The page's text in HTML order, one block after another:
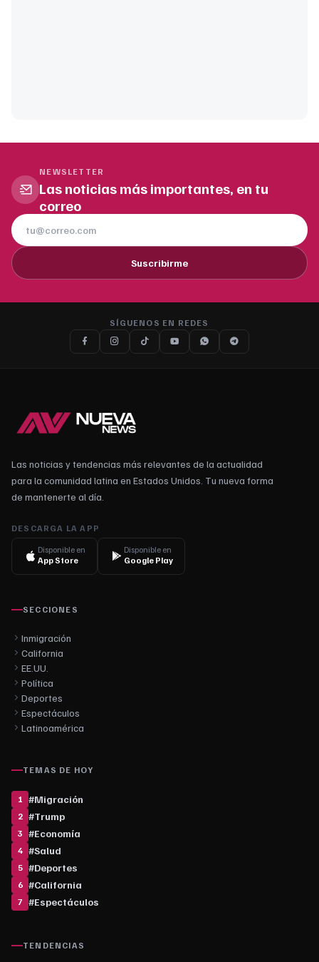
NEWSLETTER
Las noticias más importantes, en tu
correo
Suscribirme
SÍGUENOS EN REDES
Las noticias y tendencias más relevantes de la actualidad
para la comunidad latina en Estados Unidos. Tu nueva forma
de mantenerte al día.
DESCARGA LA APP
Disponible en
App Store
Disponible en
Google Play
SECCIONES
Inmigración
California
EE.UU.
Política
Deportes
Espectáculos
Latinoamérica
TEMAS DE HOY
1 #Migración
2 #Trump
3 #Economía
4 #Salud
5 #Deportes
6 #California
7 #Espectáculos
TENDENCIAS